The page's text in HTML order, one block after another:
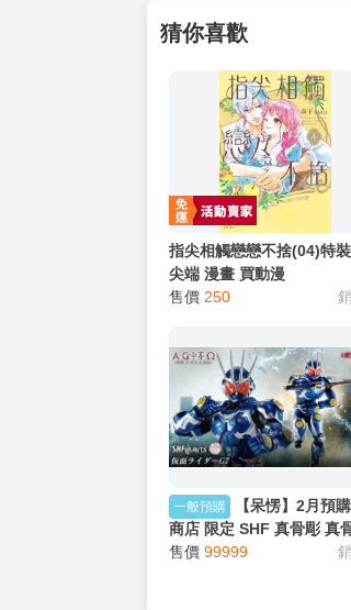
猜你喜歡
指尖相觸戀戀不捨(04)特
尖端 漫畫 買動漫
售價 250
一般預購
【呆愣】2月預
商店 限定 SHF 真骨彫 真
假面騎士G7 假面騎士
售價 99999